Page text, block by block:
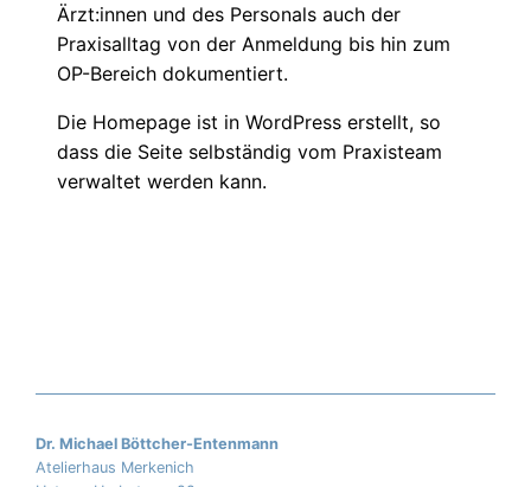
Ärzt:innen und des Personals auch der
Praxisalltag von der Anmeldung bis hin zum
OP-Bereich dokumentiert.
Die Homepage ist in WordPress erstellt, so
dass die Seite selbständig vom Praxisteam
verwaltet werden kann.
Dr. Michael Böttcher-Entenmann
Atelierhaus Merkenich